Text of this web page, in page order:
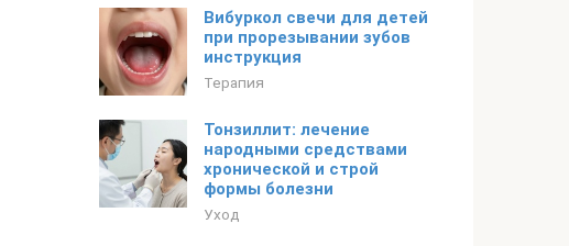
Вибуркол свечи для детей
при прорезывании зубов
инструкция
Терапия
Тонзиллит: лечение
народными средствами
хронической и строй
формы болезни
Уход